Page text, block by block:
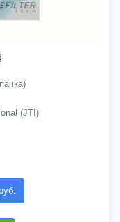
(JTI)